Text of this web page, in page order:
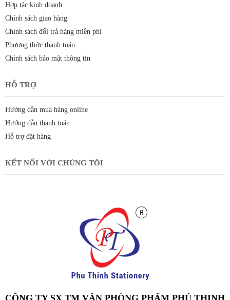
Hợp tác kinh doanh
Chính sách giao hàng
Chính sách đổi trả hàng miễn phí
Phương thức thanh toán
Chính sách bảo mật thông tin
HỖ TRỢ
Hướng dẫn mua hàng online
Hướng dẫn thanh toán
Hỗ trợ đặt hàng
KẾT NỐI VỚI CHÚNG TÔI
CÔNG TY SX TM VĂN PHÒNG PHẨM PHÚ THỊNH